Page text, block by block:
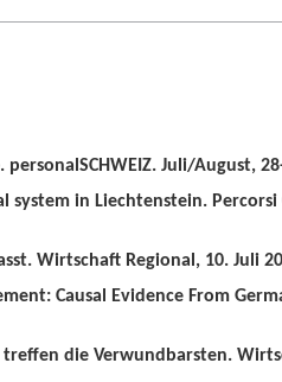
Juli/August,
in Liechtenstein.
Wirtschaft Regional, 10. Juli
Causal Evidence From
die Verwundbarsten.